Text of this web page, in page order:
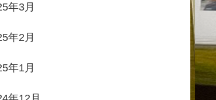
年3月
年2月
年1月